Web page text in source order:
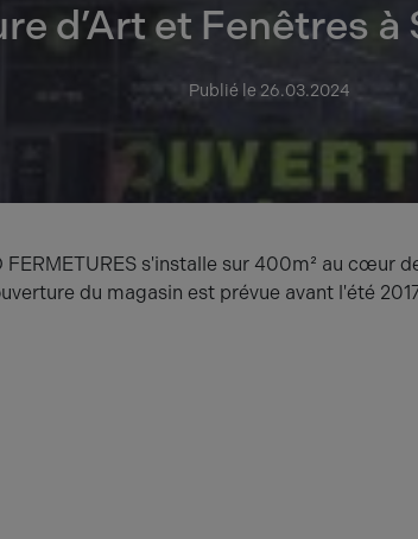
d’Art et Fenêtres
Publié le 26.03.2024
FERMETURES s'installe sur 400m² au cœur
du magasin est prévue avant l'été